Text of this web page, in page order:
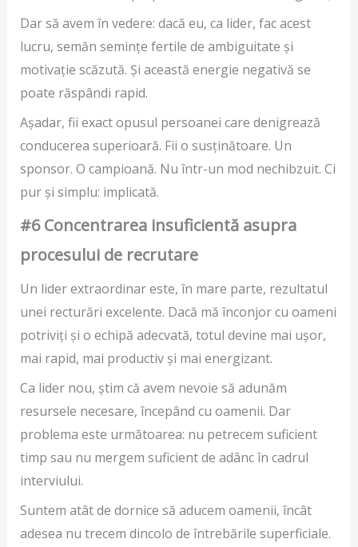
Dar să avem în vedere: dacă eu, ca lider, fac acest
lucru, semăn semințe fertile de ambiguitate și
motivație scăzută. Și această energie negativă se
poate răspândi rapid.
Așadar, fii exact opusul persoanei care denigrează
conducerea superioară. Fii o susținătoare. Un
sponsor. O campioană. Nu într-un mod nechibzuit. Ci
pur și simplu: implicată.
#6 Concentrarea insuficientă asupra
procesului de recrutare
Un lider extraordinar este, în mare parte, rezultatul
unei recturări excelente. Dacă mă înconjor cu oameni
potriviți și o echipă adecvată, totul devine mai ușor,
mai rapid, mai productiv și mai energizant.
Ca lider nou, știm că avem nevoie să adunăm
resursele necesare, începând cu oamenii. Dar
problema este următoarea: nu petrecem suficient
timp sau nu mergem suficient de adânc în cadrul
interviului.
Suntem atât de dornice să aducem oamenii, încât
adesea nu trecem dincolo de întrebările superficiale.